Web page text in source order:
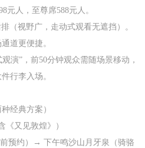
元人，至尊席588元人。
（视野广，走动式观看无遮挡）。
道更便捷。
演”，前50分钟观众需随场景移动，
行李入场。
经典方案）
《又见敦煌》）
预约）→ 下午鸣沙山月牙泉（骑骆